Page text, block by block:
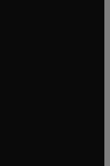
tab/window